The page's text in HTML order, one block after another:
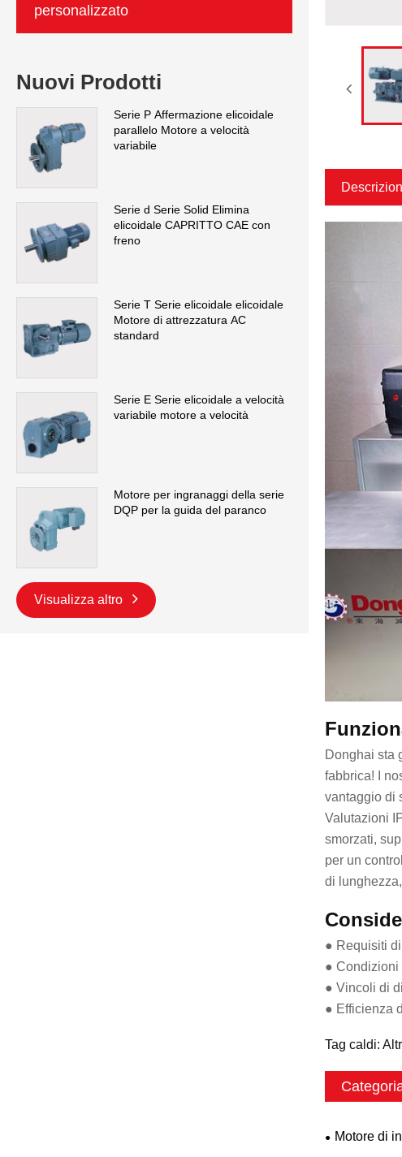
personalizzato
Nuovi Prodotti
Serie P Affermazione elicoidale
parallelo Motore a velocità
variabile
Serie d Serie Solid Elimina
elicoidale CAPRITTO CAE con
freno
Serie T Serie elicoidale elicoidale
Motore di attrezzatura AC
standard
Serie E Serie elicoidale a velocità
variabile motore a velocità
Motore per ingranaggi della serie
DQP per la guida del paranco
Visualizza altro
Donghai sta
fabbrica! I
vantaggio di
Valutazioni
smorzati,
per un
di
● Requisiti
● Condizioni
● Vincoli di
● Efficienza
Tag caldi:
Motore di